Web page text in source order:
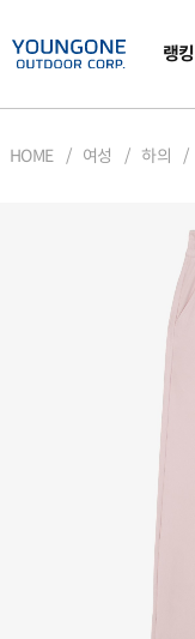
랭킹
HOME 여성 하의